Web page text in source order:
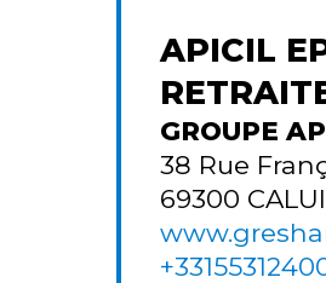
APICIL
GROUPE
38 Rue
69300